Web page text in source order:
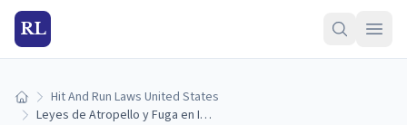
RL
Inicio Hit And Run Laws United States
Leyes de Atropello y Fuga en Iowa: Sanciones y Qué Hacer